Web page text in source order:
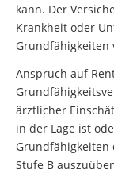
kann. Der
Krankheit oder
Grundfähigkeiten
Anspruch auf
ärztlicher
in der Lage ist
Grundfähigkeiten
Stufe B